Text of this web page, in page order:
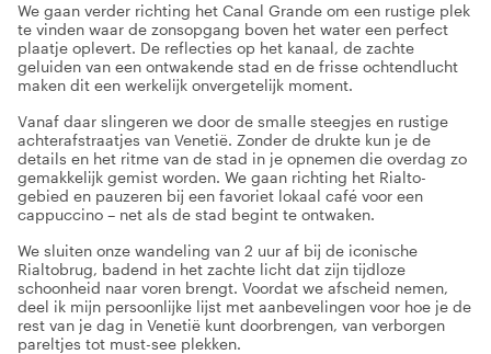
We gaan verder richting het Canal Grande om een rustige plek
te vinden waar de zonsopgang boven het water een perfect
plaatje oplevert. De reflecties op het kanaal, de zachte
geluiden van een ontwakende stad en de frisse ochtendlucht
maken dit een werkelijk onvergetelijk moment.
Vanaf daar slingeren we door de smalle steegjes en rustige
achterafstraatjes van Venetië. Zonder de drukte kun je de
details en het ritme van de stad in je opnemen die overdag zo
gemakkelijk gemist worden. We gaan richting het Rialto-
gebied en pauzeren bij een favoriet lokaal café voor een
cappuccino – net als de stad begint te ontwaken.
We sluiten onze wandeling van 2 uur af bij de iconische
Rialtobrug, badend in het zachte licht dat zijn tijdloze
schoonheid naar voren brengt. Voordat we afscheid nemen,
deel ik mijn persoonlijke lijst met aanbevelingen voor hoe je de
rest van je dag in Venetië kunt doorbrengen, van verborgen
pareltjes tot must-see plekken.